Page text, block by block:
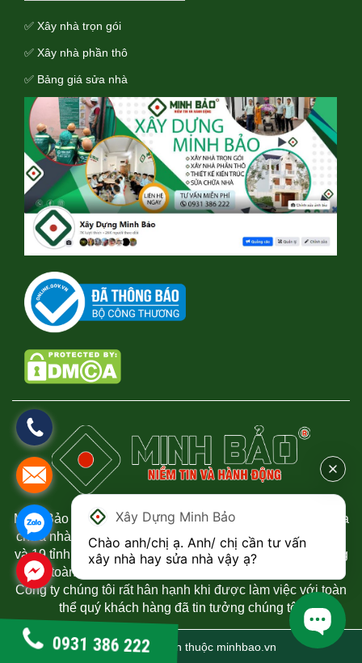
✅ Xây nhà trọn gói
✅ Xây nhà phần thô
✅ Bảng giá sửa nhà
Minh Bảo chuyên thi công xây dựng nhà phố, biệt thự, sửa
chữa nhà uy tín và chất lượng tại Thành phố Hồ Chí Minh
và 19 tỉnh phía Nam. Chúng tôi luôn mang đến sự hài lòng
đến toàn thể quý khách hàng đã tin tưởng đến công ty.
Công ty chúng tôi rất hân hạnh khi được làm việc với toàn
thể quý khách hàng đã tin tưởng chúng tôi.
© 2021 Bản quyền thuộc minhbao.vn
0931 386 222
Xây Dựng Minh Bảo
Chào anh/chị ạ. Anh/ chị cần tư vấn
xây nhà hay sửa nhà vậy ạ?